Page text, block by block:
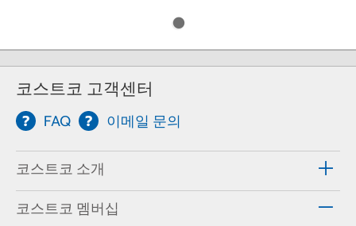
코스트코 고객센터
FAQ 이메일 문의
코스트코 소개
코스트코 멤버십